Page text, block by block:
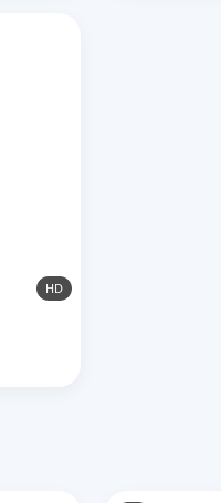
HD